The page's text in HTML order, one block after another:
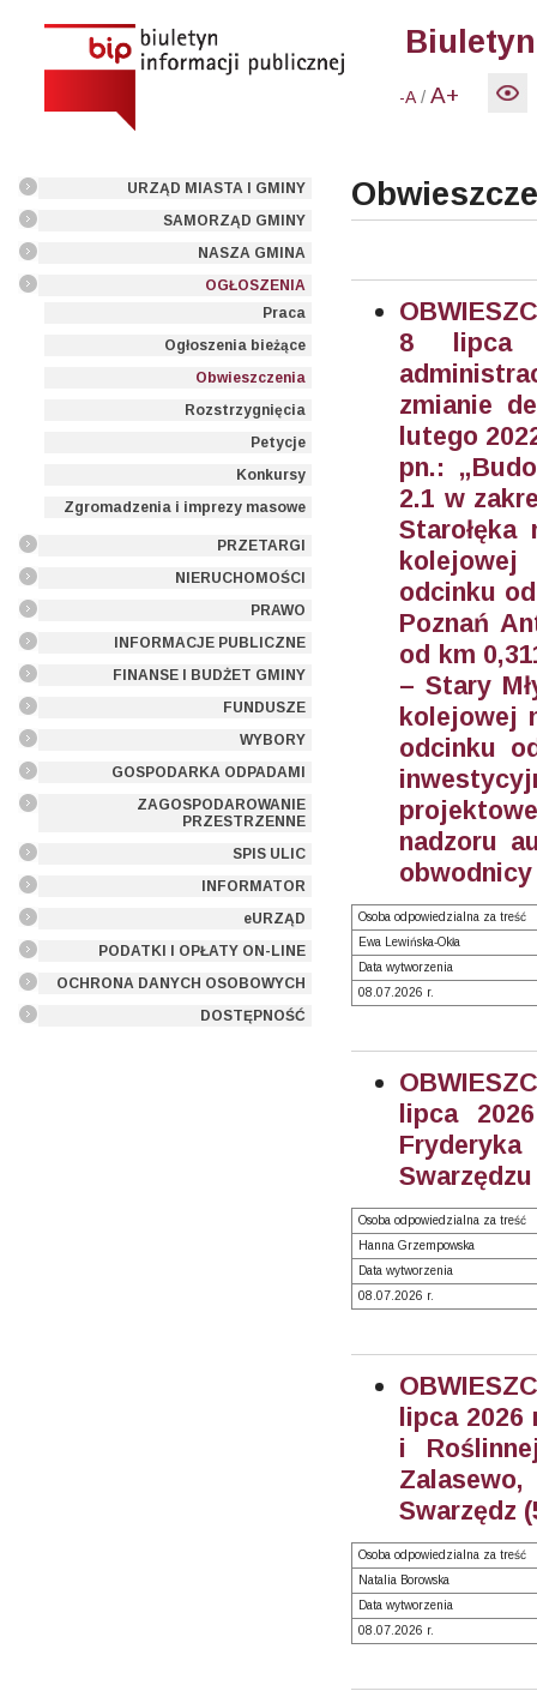
-A /A+
URZĄD MIASTA I GMINY
SAMORZĄD GMINY
NASZA GMINA
OGŁOSZENIA
Praca
Ogłoszenia bieżące
Obwieszczenia
Rozstrzygnięcia
Petycje
Konkursy
Zgromadzenia i imprezy masowe
PRZETARGI
NIERUCHOMOŚCI
PRAWO
INFORMACJE PUBLICZNE
FINANSE I BUDŻET GMINY
FUNDUSZE
WYBORY
GOSPODARKA ODPADAMI
ZAGOSPODAROWANIE
PRZESTRZENNE
SPIS ULIC
INFORMATOR
eURZĄD
PODATKI I OPŁATY ON-LINE
OCHRONA DANYCH OSOBOWYCH
DOSTĘPNOŚĆ
8 lipca
zmianie
lutego
pn.:
2.1 w
odcinku
Poznań
od km
– Stary
kolejowej
odcinku
nadzoru
Osoba odpowiedzialna za treść
Ewa Lewińska-Okła
Data wytworzenia
08.07.2026 r.
lipca
Osoba odpowiedzialna za treść
Hanna Grzempowska
Data wytworzenia
08.07.2026 r.
lipca 2026
i
Swarzędz
Osoba odpowiedzialna za treść
Natalia Borowska
Data wytworzenia
08.07.2026 r.